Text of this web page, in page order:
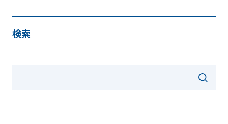
検索